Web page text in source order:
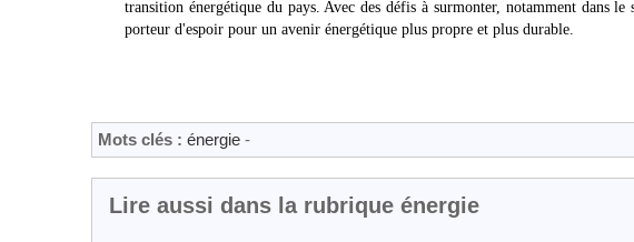
transition énergétique du pays. Avec des défis à surmonter, notamment dans
porteur d'espoir pour un avenir énergétique plus propre et plus durable.
Mots clés : énergie -
Lire aussi dans la rubrique énergie